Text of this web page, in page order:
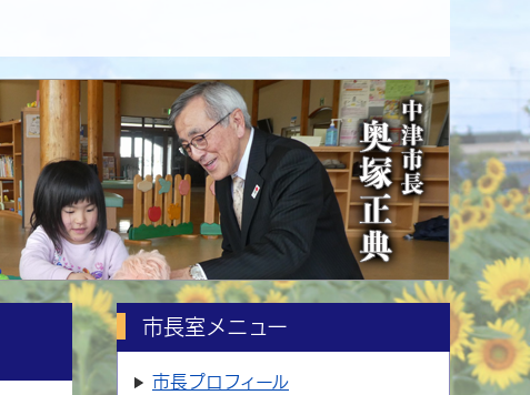
市長室メニュー
市長プロフィール